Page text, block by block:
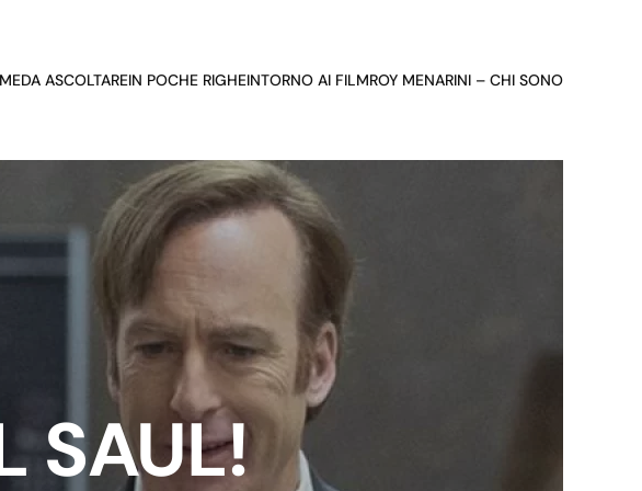
DA ASCOLTAREIN POCHE RIGHEINTORNO AI FILMROY MENARINI – CHI SONO
SAUL!